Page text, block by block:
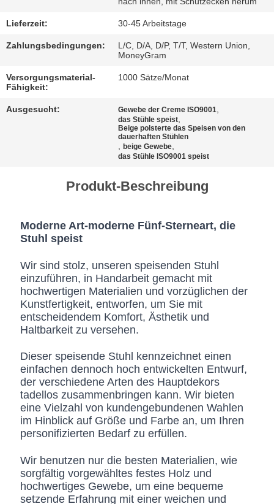
BESTIMMUNGEN
Lieferzeit: 30-45 Arbeitstage
Zahlungsbedingungen:
L/C, D/A, D/P, T/T, Western Union,
MoneyGram
Versorgungsmaterial-
Fähigkeit:
1000 Sätze/Monat
Ausgesucht: Gewebe der Creme ISO9001
das Stühle speist
Beige polsterte das Speisen von den
dauerhaften Stühlen
,beige Gewebe
das Stühle ISO9001 speist
Produkt-Beschreibung
Moderne Art-moderne Fünf-Sterneart, die
Stuhl speist
Wir sind stolz, unseren speisenden Stuhl
einzuführen, in Handarbeit gemacht mit
hochwertigen Materialien und vorzüglichen der
Kunstfertigkeit, entworfen, um Sie mit
entscheidendem Komfort, Ästhetik und
Haltbarkeit zu versehen.
Dieser speisende Stuhl kennzeichnet einen
einfachen dennoch hoch entwickelten Entwurf,
der verschiedene Arten des Hauptdekors
tadellos zusammenbringen kann. Wir bieten
eine Vielzahl von kundengebundenen Wahlen
im Hinblick auf Größe und Farbe an, um Ihren
personifizierten Bedarf zu erfüllen.
Wir benutzen nur die besten Materialien, wie
sorgfältig vorgewähltes festes Holz und
hochwertiges Gewebe, um eine bequeme
setzende Erfahrung mit einer weichen und